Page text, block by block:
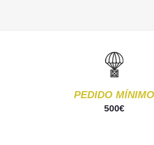
PEDIDO MÍNIMO
500€